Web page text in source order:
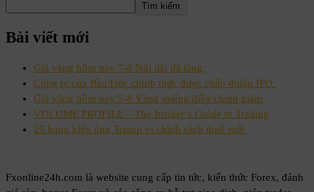
Tìm kiếm
Bài viết mới
Giá vàng hôm nay 7-8 Nối dài đà tăng
Công ty của Bầu Đức chính thức được chấp thuận IPO
Giá vàng hôm nay 5-8 Vàng miếng điều chỉnh giảm
VOLUME PROFILE – The Insider’s Guide to Trading
25 bang kiện ông Trump vì chính sách thuế mới
Fxonline24h.com là website cung cấp tin tức, kiến thức Forex, đánh